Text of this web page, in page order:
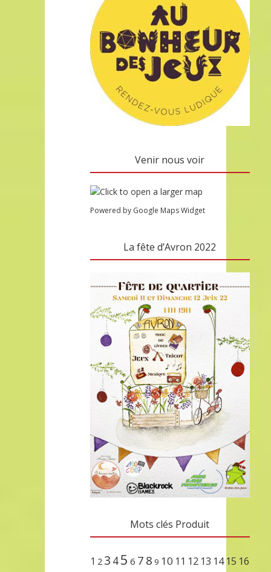
Venir nous voir
Powered by Google Maps Widget
La fête d’Avron 2022
Mots clés Produit
1 2 3 45 6 7 8 9 10 11 12 13 14 15 16